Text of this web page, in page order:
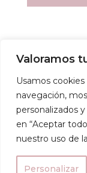
Valoramos
Usamos
navegación,
personalizados
en “Aceptar
nuestro uso de
Personalizar
Política de